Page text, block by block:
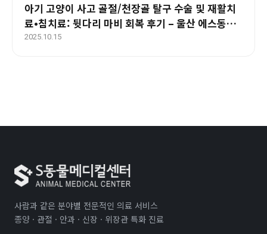
아기 고양이 사고 골절/천장골 탈구 수술 및 재활치
료•침치료: 뒷다리 마비 회복 후기 – 울산 에스동물
병원
2025.10.15
사람과 같은 분야별 전문적인 의료 서비스
종양 · 관절 · 안과 · 신장 · 위장관 특화 진료